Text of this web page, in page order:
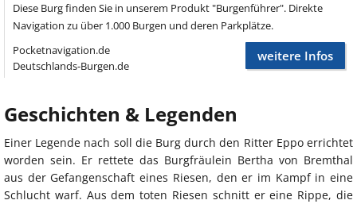
Diese Burg finden Sie in unserem Produkt "Burgenführer". Direkte
Navigation zu über 1.000 Burgen und deren Parkplätze.
Pocketnavigation.de
Deutschlands-Burgen.de
weitere Infos
Geschichten & Legenden
Einer Legende nach soll die Burg durch den Ritter Eppo errichtet
worden sein. Er rettete das Burgfräulein Bertha von Bremthal
aus der Gefangenschaft eines Riesen, den er im Kampf in eine
Schlucht warf. Aus dem toten Riesen schnitt er eine Rippe, die